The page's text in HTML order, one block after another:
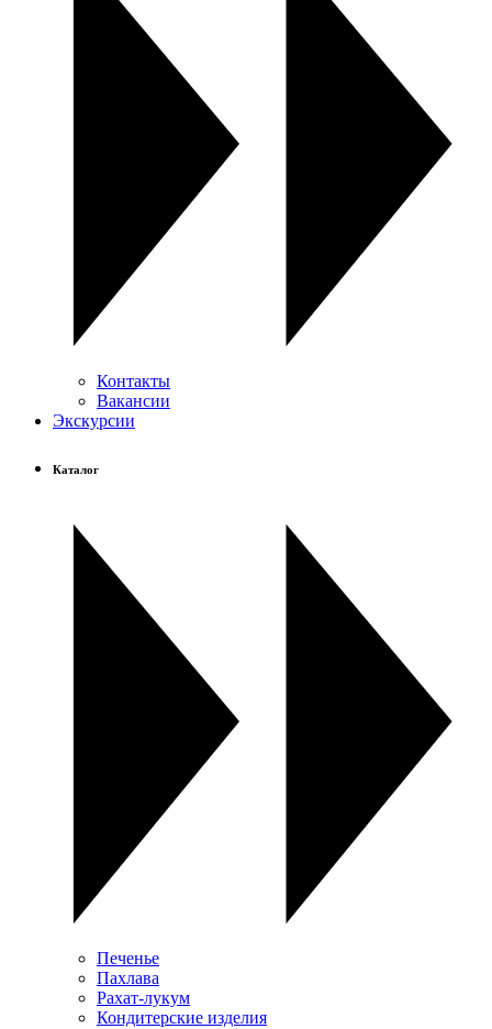
Контакты
Вакансии
Экскурсии
Каталог
Печенье
Пахлава
Рахат-лукум
Кондитерские изделия